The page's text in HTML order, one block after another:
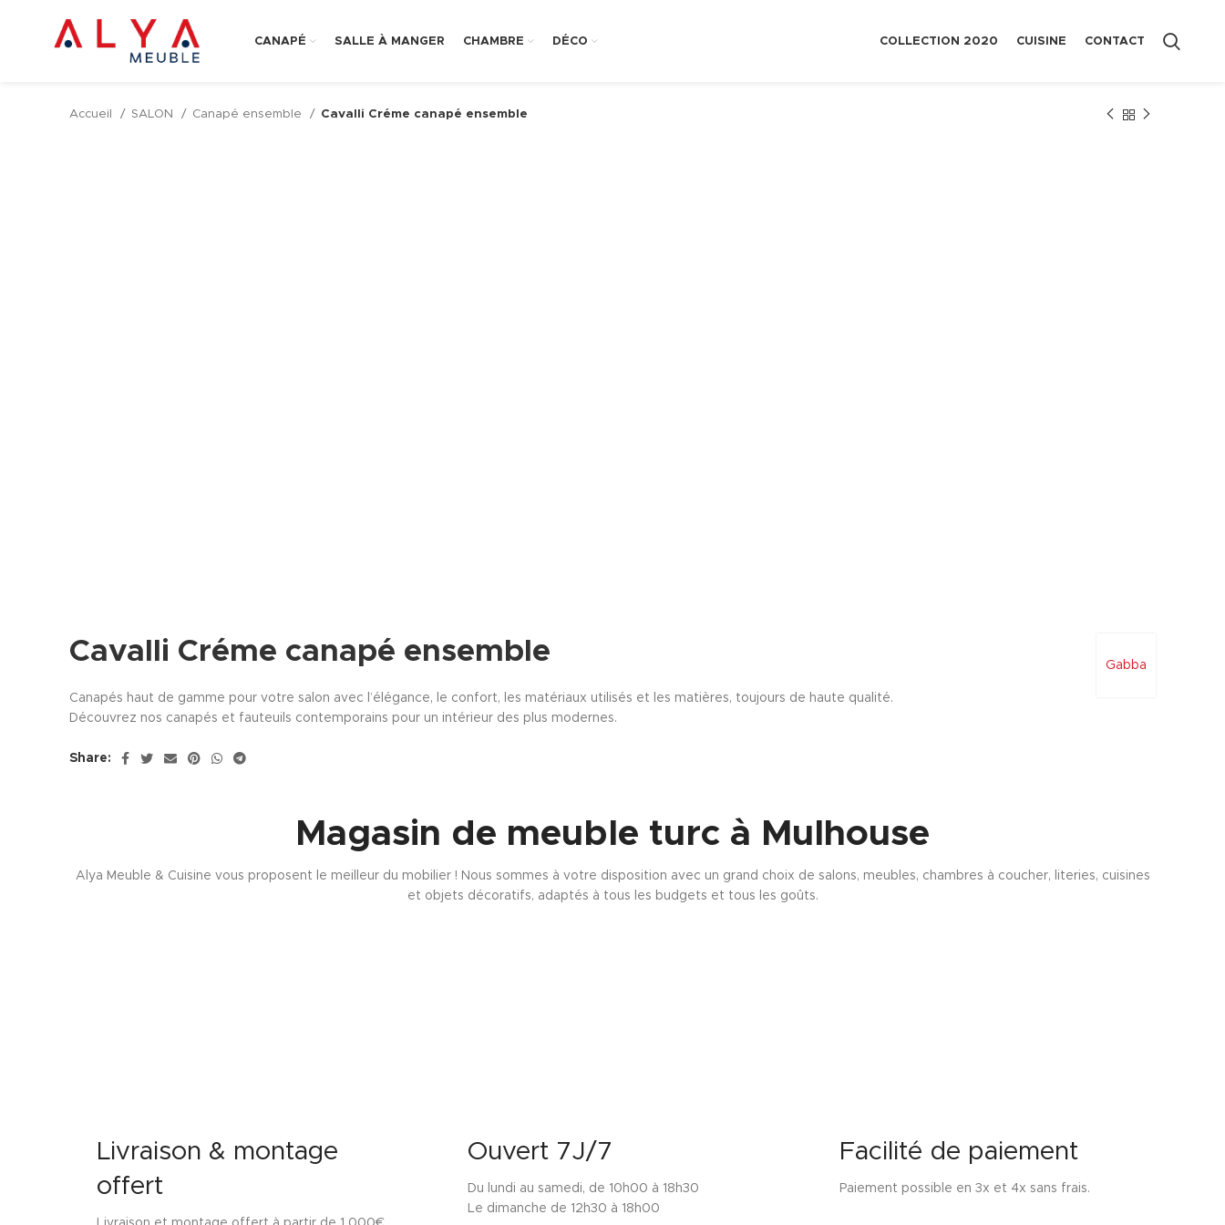
CANAPÉ SALLE À MANGER CHAMBRE DÉCO COLLECTION 2020 CUISINE CONTACT
Accueil SALON Canapé ensemble Cavalli Créme canapé ensemble
Gabba
Cavalli Créme canapé ensemble
Canapés haut de gamme pour votre salon avec l’élégance, le confort, les matériaux utilisés et les matières, toujours de haute qualité.
Découvrez nos canapés et fauteuils contemporains pour un intérieur des plus modernes.
Share:
Magasin de meuble turc à Mulhouse
Alya Meuble & Cuisine vous proposent le meilleur du mobilier ! Nous sommes à votre disposition avec un grand choix de salons, meubles, chambres à coucher, literies, cuisines
et objets décoratifs, adaptés à tous les budgets et tous les goûts.
Livraison & montage
offert
Ouvert 7J/7
Du lundi au samedi, de 10h00 à 18h30
Le dimanche de 12h30 à 18h00
Facilité de paiement
Paiement possible en 3x et 4x sans frais.